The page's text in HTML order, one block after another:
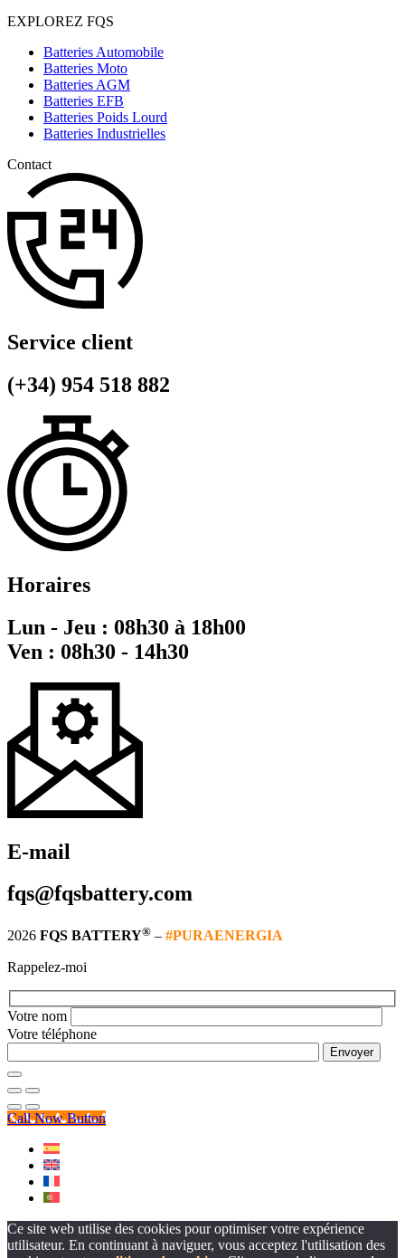
EXPLOREZ FQS
Batteries Automobile
Batteries Moto
Batteries AGM
Batteries EFB
Batteries Poids Lourd
Batteries Industrielles
Contact
Service client
(+34) 954 518 882
Horaires
Lun - Jeu : 08h30 à 18h00
Ven : 08h30 - 14h30
E-mail
fqs@fqsbattery.com
2026 FQS BATTERY® – #PURAENERGIA
Rappelez-moi
Votre nom
Votre téléphone
Call Now Button
Ce site web utilise des cookies pour optimiser votre expérience
utilisateur. En continuant à naviguer, vous acceptez l'utilisation des